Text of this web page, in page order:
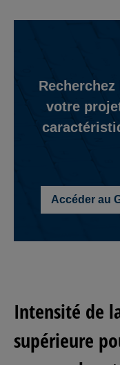
votre
Accéder au
Intensité de
supérieure